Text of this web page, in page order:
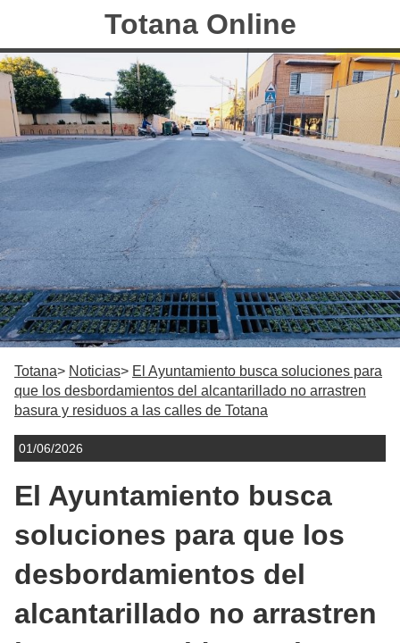
Totana Online
Totana Noticias
El Ayuntamiento busca soluciones para
que los desbordamientos del alcantarillado no arrastren
basura y residuos a las calles de Totana
01/06/2026
El Ayuntamiento busca
soluciones para que los
desbordamientos del
alcantarillado no arrastren